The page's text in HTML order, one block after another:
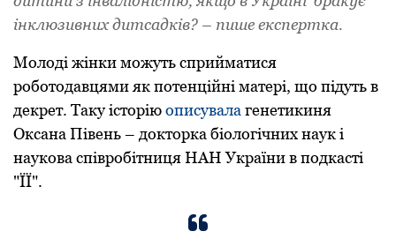
інклюзивних дитсадків? – пише експертка.
Молоді жінки можуть сприйматися
роботодавцями як потенційні матері, що підуть в
декрет. Таку історіюописувала генетикиня
Оксана Півень – докторка біологічних наук і
наукова співробітниця НАН України в подкасті
"ЇЇ".